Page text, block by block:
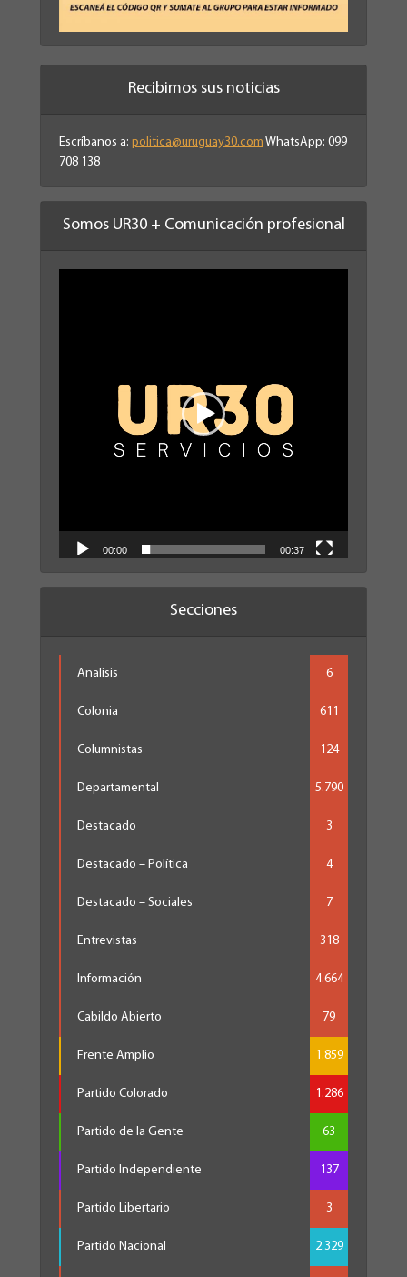
Recibimos sus noticias
Escríbanos a: politica@uruguay30.com WhatsApp: 099
708 138
Somos UR30 + Comunicación profesional
00:00 00:37
Secciones
Analisis 6
Colonia 611
Columnistas 124
Departamental 5.790
Destacado 3
Destacado – Política 4
Destacado – Sociales 7
Entrevistas 318
Información 4.664
Cabildo Abierto 79
Frente Amplio 1.859
Partido Colorado 1.286
Partido de la Gente 63
Partido Independiente 137
Partido Libertario 3
Partido Nacional 2.329